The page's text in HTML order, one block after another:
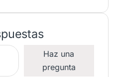
Haz una
pregunta